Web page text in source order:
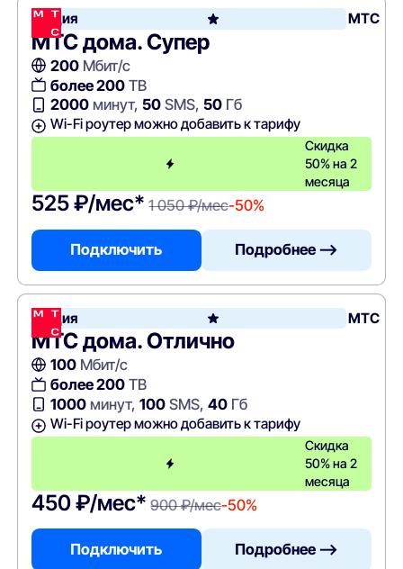
Акция МТС
МТС дома. Супер
200Мбит/с
более 200ТВ
2000минут, 50SMS, 50Гб
Wi-Fi роутер можно добавить к тарифу
Скидка
50% на 2
месяца
525 ₽/мес* 1 050 ₽/мес-50%
Подключить Подробнее —>
Акция МТС
МТС дома. Отлично
100Мбит/с
более 200ТВ
1000минут, 100SMS, 40Гб
Wi-Fi роутер можно добавить к тарифу
Скидка
50% на 2
месяца
450 ₽/мес* 900 ₽/мес-50%
Подключить Подробнее —>